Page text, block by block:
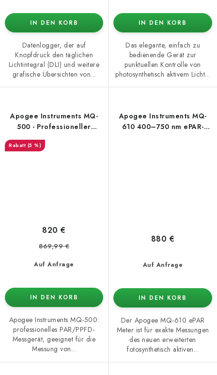
IN DEN KORB
Datenlogger, der auf
Knopfdruck den täglichen
Lichtintegral (DLI) und weitere
grafische Übersichten von...
IN DEN KORB
Das elegante, einfach zu
bedienende Gerät zur
punktuellen Kontrolle von
photosynthetisch aktivem Licht...
Apogee Instruments MQ-
500 - Professioneller
PAR/PPFD-Meter
(5 %)
Auf Anfrage
820 €
869,99 €
IN DEN KORB
Apogee Instruments MQ-500:
professionelles PAR/PPFD-
Messgerät, geeignet für die
Messung von...
Apogee Instruments MQ-
610 400–750 nm ePAR-
Auf Anfrage
880 €
IN DEN KORB
Der Apogee MQ-610 ePAR
Meter ist für exakte Messungen
des neuen erweiterten
fotosynthetisch aktiven...